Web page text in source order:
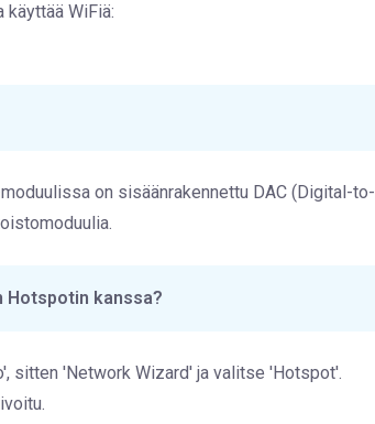
käyttää WiFiä:
on sisäänrakennettu DAC (Digital-to-
Hotspotin kanssa?
sitten 'Network Wizard' ja valitse 'Hotspot'.